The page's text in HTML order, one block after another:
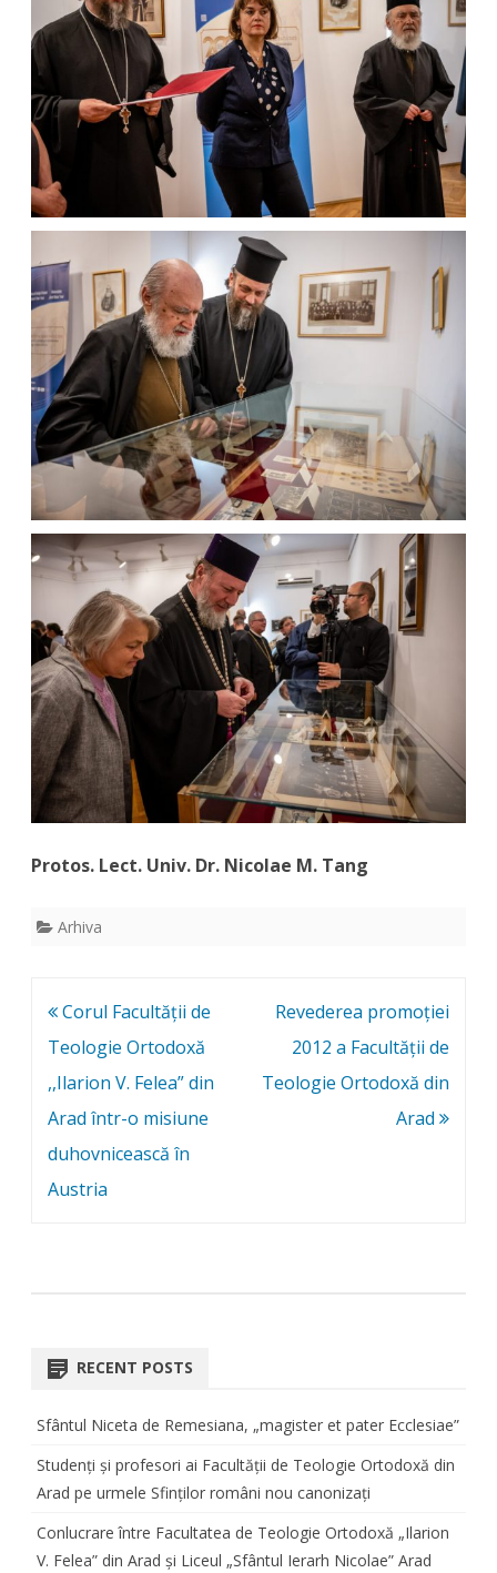
Protos. Lect. Univ. Dr. Nicolae M. Tang
Arhiva
Post
navigation
Corul Facultății de
Teologie Ortodoxă
,,Ilarion V. Felea” din
Arad într-o misiune
duhovnicească în
Austria
Revederea promoției
2012 a Facultății de
Teologie Ortodoxă din
Arad
RECENT POSTS
Sfântul Niceta de Remesiana, „magister et pater Ecclesiae”
Studenți și profesori ai Facultății de Teologie Ortodoxă din
Arad pe urmele Sfinților români nou canonizați
Conlucrare între Facultatea de Teologie Ortodoxă „Ilarion
V. Felea” din Arad și Liceul „Sfântul Ierarh Nicolae” Arad